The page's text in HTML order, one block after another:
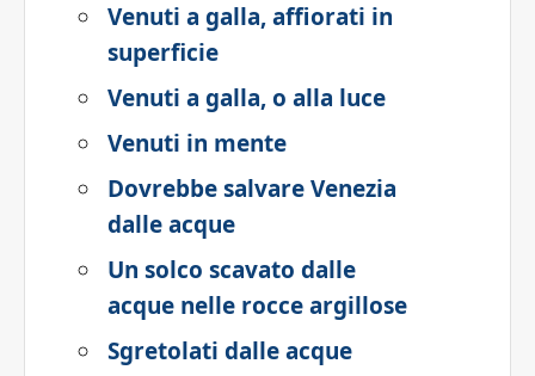
Venuti a galla, affiorati in
superficie
Venuti a galla, o alla luce
Venuti in mente
Dovrebbe salvare Venezia
dalle acque
Un solco scavato dalle
acque nelle rocce argillose
Sgretolati dalle acque